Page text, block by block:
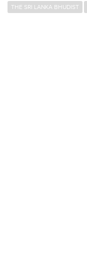
THE SRI LANKA BHUDIST